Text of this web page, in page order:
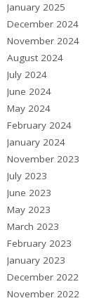
January 2025
December 2024
November 2024
August 2024
July 2024
June 2024
May 2024
February 2024
January 2024
November 2023
July 2023
June 2023
May 2023
March 2023
February 2023
January 2023
December 2022
November 2022